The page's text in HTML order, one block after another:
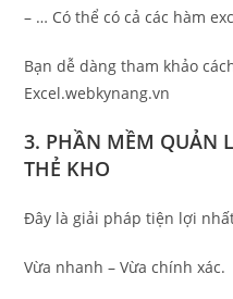
– … Có thể có cả các hàm
Bạn dễ dàng tham khảo
Excel.webkynang.vn
3. PHẦN MỀM QUẢN
THẺ KHO
Đây là giải pháp tiện lợi
Vừa nhanh – Vừa chính xác.